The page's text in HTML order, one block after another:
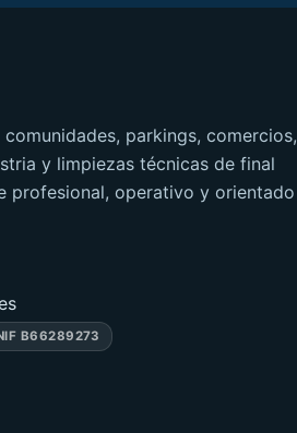
parkings, comercios,
y limpiezas técnicas de final
profesional, operativo y orientado
B66289273